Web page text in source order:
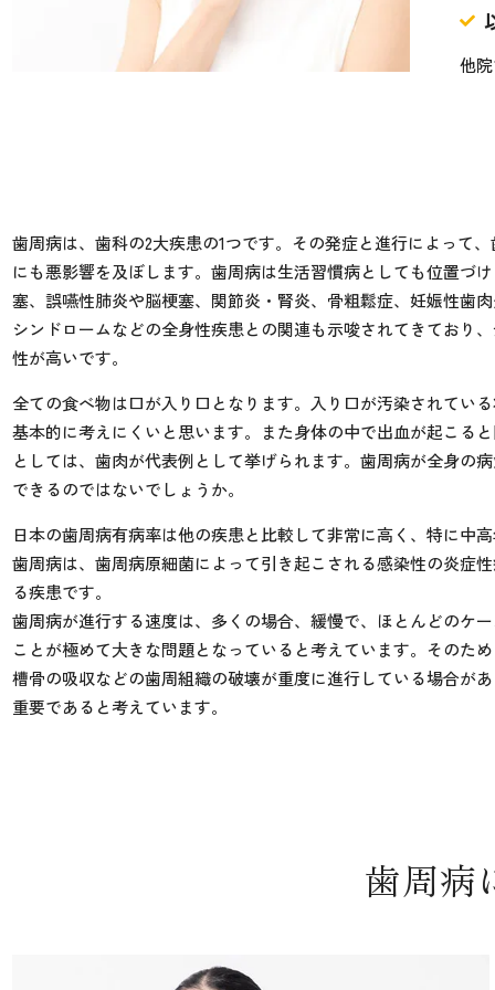
他
歯周病は、歯科の2大疾患の1つです。その発症と進行によって
にも悪影響を及ぼします。歯周病は生活習慣病としても位置づ
塞、誤嚥性肺炎や脳梗塞、関節炎・腎炎、骨粗鬆症、妊娠性歯
シンドロームなどの全身性疾患との関連も示唆されてきており
性が高いです。
全ての食べ物は口が入り口となります。入り口が汚染されてい
基本的に考えにくいと思います。また身体の中で出血が起こる
としては、歯肉が代表例として挙げられます。歯周病が全身の
できるのではないでしょうか。
日本の歯周病有病率は他の疾患と比較して非常に高く、特に中
歯周病は、歯周病原細菌によって引き起こされる感染性の炎症
る疾患です。
歯周病が進行する速度は、多くの場合、緩慢で、ほとんどのケ
ことが極めて大きな問題となっていると考えています。そのた
槽骨の吸収などの歯周組織の破壊が重度に進行している場合が
重要であると考えています。
歯周病